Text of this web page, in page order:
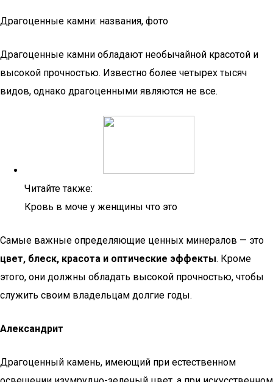
Драгоценные камни: названия, фото
Драгоценные камни обладают необычайной красотой и
высокой прочностью. Известно более четырех тысяч
видов, однако драгоценными являются не все.
Читайте также:
Кровь в моче у женщины что это
Самые важные определяющие ценных минералов — это
цвет, блеск, красота и оптические эффекты. Кроме
этого, они должны обладать высокой прочностью, чтобы
служить своим владельцам долгие годы.
Александрит
Драгоценный камень, имеющий при естественном